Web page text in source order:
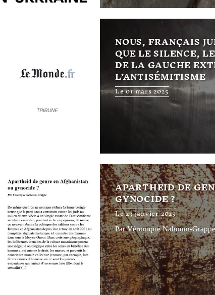
NOUS, FRANÇAIS
QUE LE SILENCE,
DE LA GAUCHE
L’ANTISÉMITISME
Le 01 mars 2025
APARTHEID DE
GYNOCIDE ?
Le 23 janvier 2025
Par Véronique Nahoum-Grappe